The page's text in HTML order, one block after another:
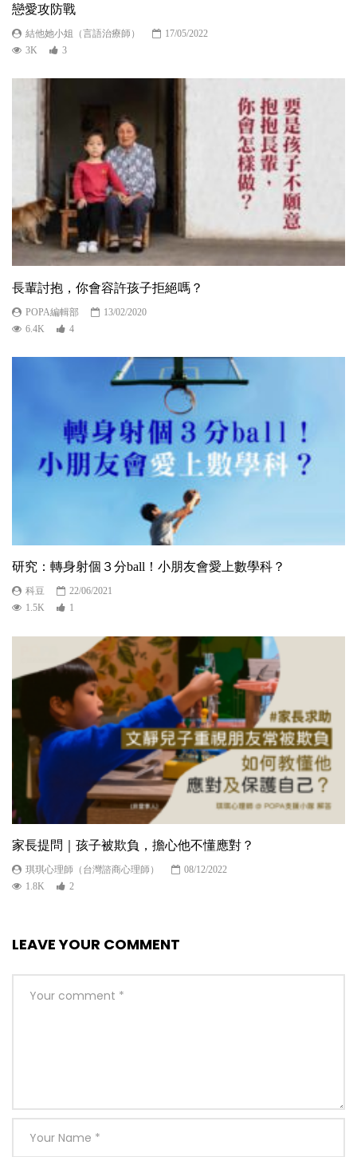
戀愛攻防戰
結他她小姐（言語治療師）
17/05/2022
3K
3
長輩討抱，你會容許孩子拒絕嗎？
POPA編輯部
13/02/2020
6.4K
4
研究：轉身射個３分ball！小朋友會愛上數學科？
科豆
22/06/2021
1.5K
1
家長提問｜孩子被欺負，擔心他不懂應對？
琪琪心理師（台灣諮商心理師）
08/12/2022
1.8K
2
LEAVE YOUR COMMENT